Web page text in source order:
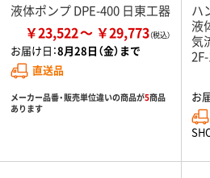
液体ポンプ DPE-400 日東工器
￥23,522 ￥29,773
お届け日：8月28日（金）まで
直送品
メーカー品番・販売単位違いの商品が5商品
あります
ハ
液
気
2F-
お